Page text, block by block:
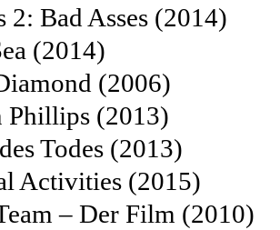
2: Bad Asses (2014)
(2014)
(2006)
Phillips (2013)
Todes (2013)
Activities (2015)
– Der Film (2010)